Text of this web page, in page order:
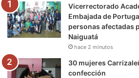
o
k
r
e
r
a
Vicerrectorado
Embajada de
personas afectadas
Naiguatá
hace 2 minutos
30 mujeres
confección